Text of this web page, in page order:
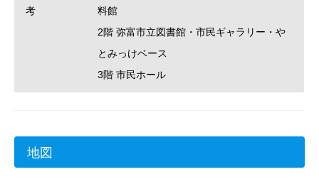
考
料館
2階 弥富市立図書館・市民ギャラリー・や
とみっけベース
3階 市民ホール
地図